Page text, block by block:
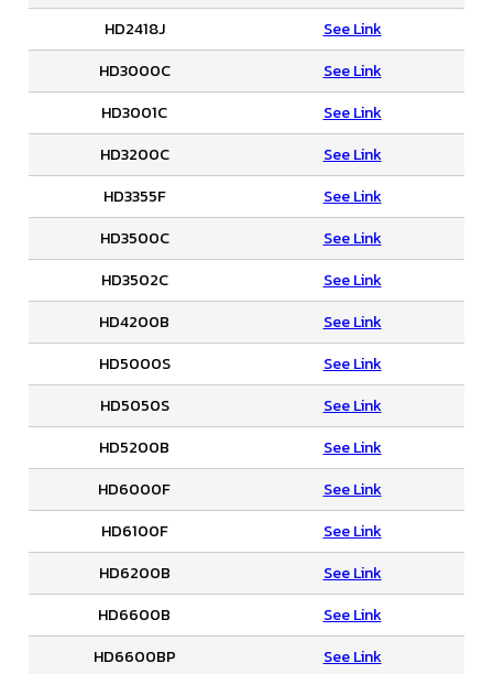
HD2418J
See Link
HD3000C
See Link
HD3001C
See Link
HD3200C
See Link
HD3355F
See Link
HD3500C
See Link
HD3502C
See Link
HD4200B
See Link
HD5000S
See Link
HD5050S
See Link
HD5200B
See Link
HD6000F
See Link
HD6100F
See Link
HD6200B
See Link
HD6600B
See Link
HD6600BP
See Link